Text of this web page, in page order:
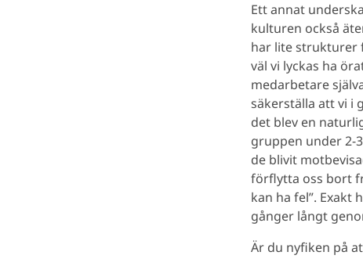
Ett annat
kulturen också
har lite strukturer
väl vi lyckas ha
medarbetare
säkerställa att vi i
det blev en
gruppen under 2-
de blivit
förflytta oss bort
kan ha fel”.
gånger långt
Är du nyfiken på